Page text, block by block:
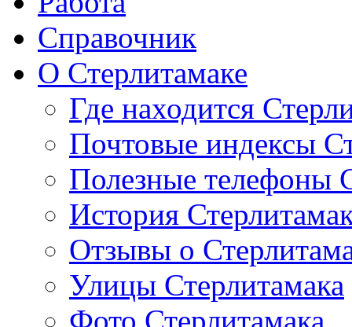
Справочник
О Стерлитамаке
Где находится
Почтовые индексы
Полезные телефоны
История
Отзывы о
Улицы Стерлитамака
Фото Стерлитамака